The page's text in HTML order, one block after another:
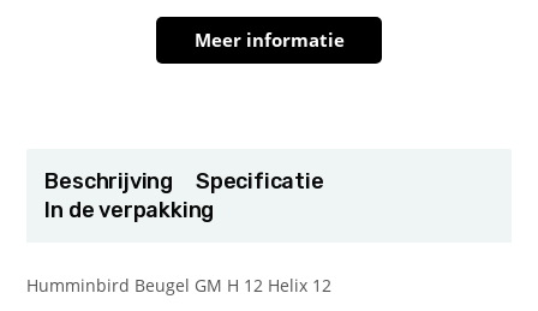
Meer informatie
Beschrijving
Specificatie
In de verpakking
Humminbird Beugel GM H 12 Helix 12